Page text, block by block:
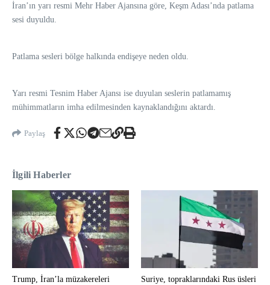
İran’ın yarı resmi Mehr Haber Ajansına göre, Keşm Adası’nda patlama
sesi duyuldu.
Patlama sesleri bölge halkında endişeye neden oldu.
Yarı resmi Tesnim Haber Ajansı ise duyulan seslerin patlamamış
mühimmatların imha edilmesinden kaynaklandığını aktardı.
Paylaş
İlgili Haberler
Trump, İran’la müzakereleri
Suriye, topraklarındaki Rus üsleri